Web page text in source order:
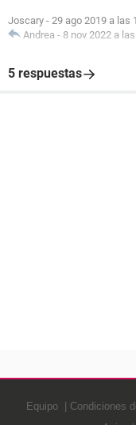
Joscary - 29 ago 2019 a las
Andrea - 8 nov 2022 a
5 respuestas
Equipo Condiciones